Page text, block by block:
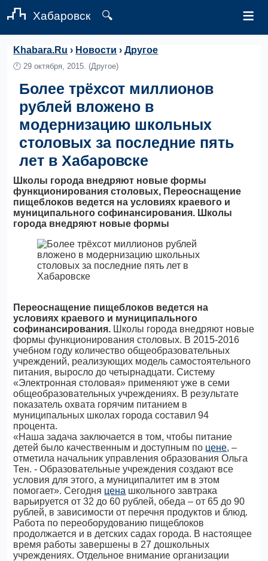
Хабаровск 🔍 ≡
Khabara.Ru › Новости ›Другое
🕛29 октября, 2015. (Другое)
Более трёхсот миллионов
рублей вложено в
модернизацию школьных
столовых за последние пять
лет в Хабаровске
Школы города внедряют новые формы
функционирования столовых, Переоснащение
пищеблоков ведется на условиях краевого и
муниципального софинансирования. Школы
города внедряют новые формы
Переоснащение пищеблоков ведется на
условиях краевого и муниципального
софинансирования. Школы города внедряют новые
формы функционирования столовых. В 2015-2016
учебном году количество общеобразовательных
учреждений, реализующих модель самостоятельного
питания, выросло до четырнадцати. Систему
«Электронная столовая» применяют уже в семи
общеобразовательных учреждениях. В результате
показатель охвата горячим питанием в
муниципальных школах города составил 94
процента.
«Наша задача заключается в том, чтобы питание
детей было качественным и доступным по цене, –
отметила начальник управления образования Ольга
Тен. - Образовательные учреждения создают все
условия для этого, а муниципалитет им в этом
помогает». Сегодня цена школьного завтрака
варьируется от 32 до 60 рублей, обеда – от 65 до 90
рублей, в зависимости от перечня продуктов и блюд.
Работа по переоборудованию пищеблоков
продолжается и в детских садах города. В настоящее
время работы завершены в 27 дошкольных
учреждениях. Отдельное внимание организации